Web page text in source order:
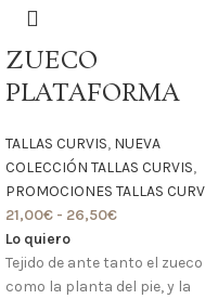
ZUECO
PLATAFORMA
TALLAS CURVIS, NUEVA
COLECCIÓN TALLAS CURVIS,
PROMOCIONES TALLAS
21,00€ - 26,50€
Lo quiero
Tejido de ante tanto el zueco
como la planta del pie, y la